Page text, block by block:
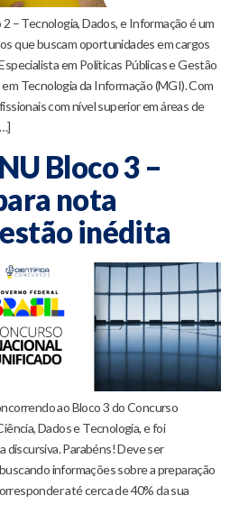
– Tecnologia, Dados, e Informação é um
que buscam oportunidades em cargos
em Políticas Públicas e Gestão
Tecnologia da Informação (MGI). Com
com nível superior em áreas de
Bloco 3 –
nota
inédita
ao Bloco 3 do Concurso
Dados e Tecnologia, e foi
discursiva. Parabéns! Deve ser
informações sobre a preparação
até cerca de 40% da sua